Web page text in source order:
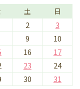
土 日
2
3
9
10
16
17
23
24
30 31